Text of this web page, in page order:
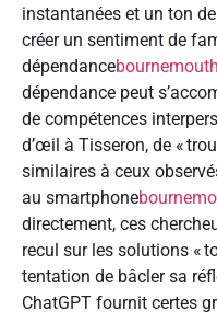
instantanées et un ton
créer un sentiment de
dépendance
dépendance peut
de compétences
d’œil à Tisseron, de «
similaires à ceux
au smartphone
directement, ces
recul sur les solutions «
tentation de bâcler sa
ChatGPT fournit certes